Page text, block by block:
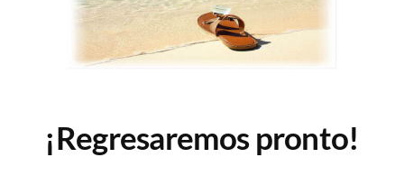
¡Regresaremos pronto!